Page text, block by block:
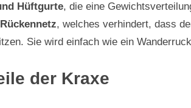
Hüftgurte, die eine
Rückennetz, welches verhindert, dass
Sie wird einfach wie ein
der Kraxe